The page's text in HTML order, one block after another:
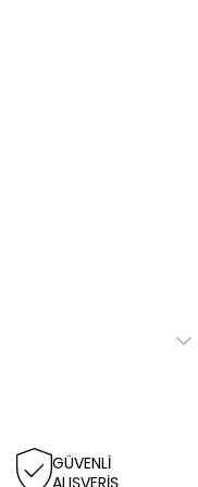
GÜVENLİ